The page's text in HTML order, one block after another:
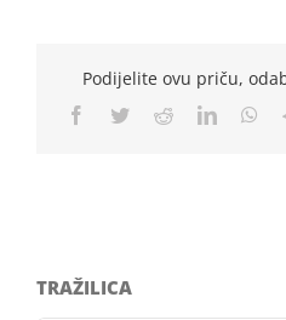
Podijelite ovu priču,
Facebook
TwitterRedditLinkedIn
TRAŽILICA